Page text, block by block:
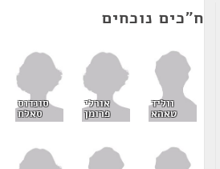
ח"כים נוכחים
ווליד
טאהא
אורלי
פרומן
סונדוס
סאלח